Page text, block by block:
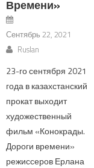
Времени»
Сентябрь 22, 2021
Ruslan
23-го сентября 2021
года в казахстанский
прокат выходит
художественный
фильм «Конокрады.
Дороги времени»
режиссеров Ерлана